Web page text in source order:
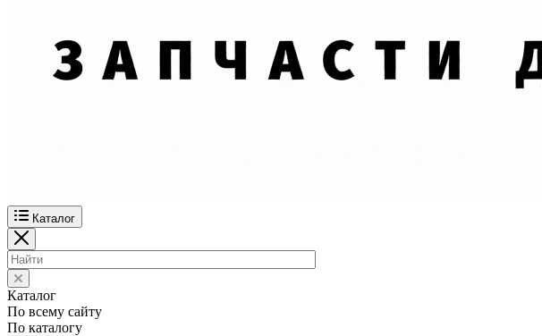
Каталог
Каталог
По всему сайту
По каталогу